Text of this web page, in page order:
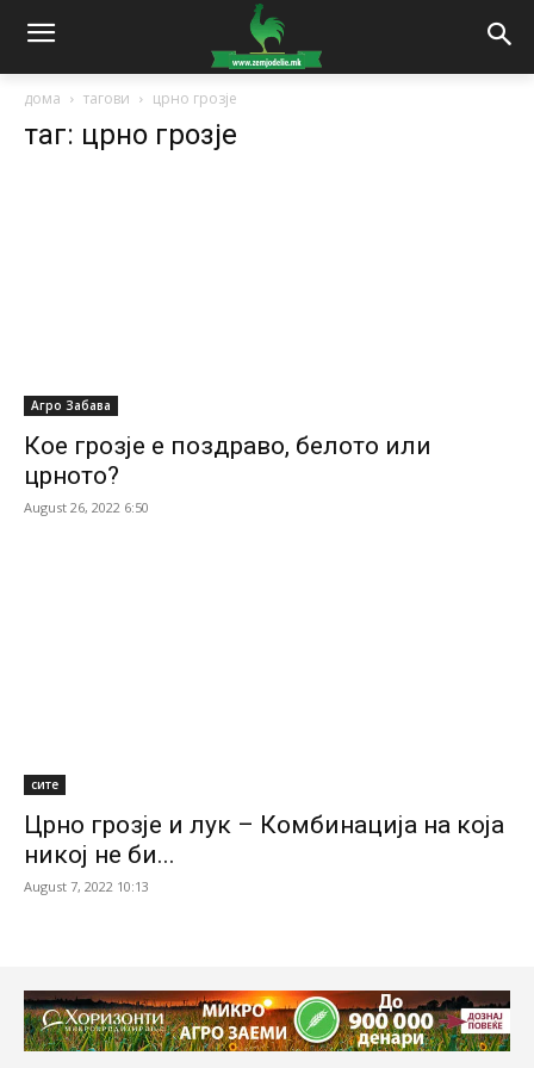
дома тагови црно грозје
таг: црно грозје
Агро Забава
Кое грозје е поздраво, белото или
црното?
August 26, 2022 6:50
сите
Црно грозје и лук – Комбинација на која
никој не би...
August 7, 2022 10:13